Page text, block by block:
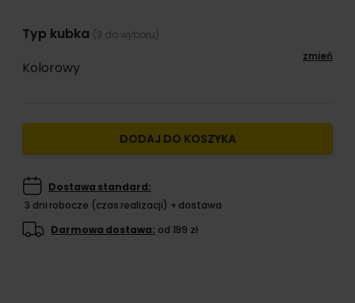
Typ kubka (3 do wyboru)
Kolorowy
zmień
DODAJ DO KOSZYKA
Dostawa standard:
3 dni robocze (czas realizacji) + dostawa
Darmowa dostawa: od 199 zł